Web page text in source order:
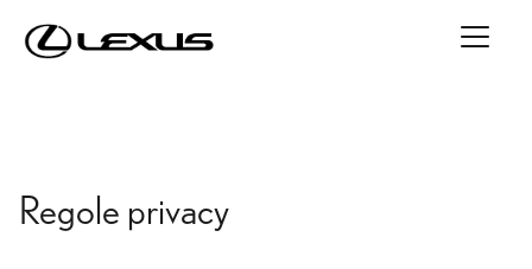
Regole privacy